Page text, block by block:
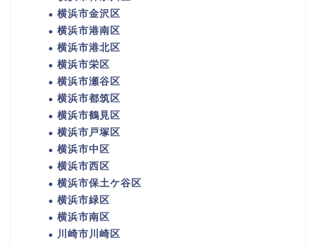
横浜市金沢区
横浜市港南区
横浜市港北区
横浜市栄区
横浜市瀬谷区
横浜市都筑区
横浜市鶴見区
横浜市戸塚区
横浜市中区
横浜市西区
横浜市保土ケ谷区
横浜市緑区
横浜市南区
川崎市川崎区